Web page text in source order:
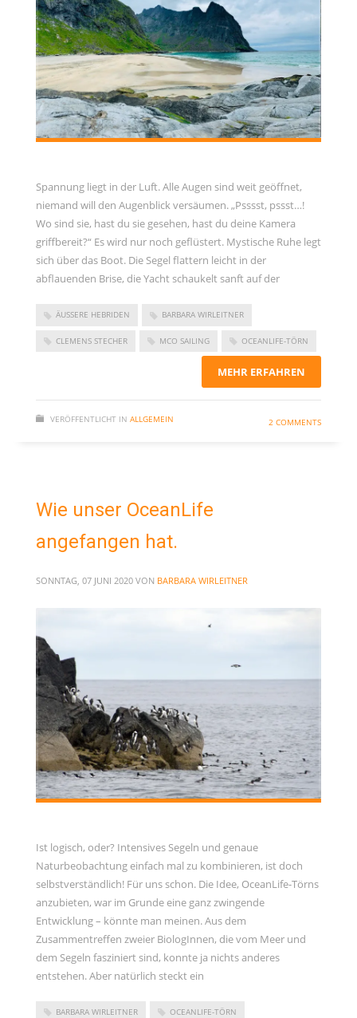
Spannung liegt in der Luft. Alle Augen sind weit geöffnet,
niemand will den Augenblick versäumen. „Psssst, pssst…!
Wo sind sie, hast du sie gesehen, hast du deine Kamera
griffbereit?“ Es wird nur noch geflüstert. Mystische Ruhe legt
sich über das Boot. Die Segel flattern leicht in der
abflauenden Brise, die Yacht schaukelt sanft auf der
ÄUSSERE HEBRIDEN BARBARA WIRLEITNER
CLEMENS STECHER MCO SAILING OCEANLIFE-TÖRN
MEHR ERFAHREN
VERÖFFENTLICHT IN ALLGEMEIN 2 COMMENTS
Wie unser OceanLife
angefangen hat.
SONNTAG, 07 JUNI 2020 VON BARBARA WIRLEITNER
Ist logisch, oder? Intensives Segeln und genaue
Naturbeobachtung einfach mal zu kombinieren, ist doch
selbstverständlich! Für uns schon. Die Idee, OceanLife-Törns
anzubieten, war im Grunde eine ganz zwingende
Entwicklung – könnte man meinen. Aus dem
Zusammentreffen zweier BiologInnen, die vom Meer und
dem Segeln fasziniert sind, konnte ja nichts anderes
entstehen. Aber natürlich steckt ein
BARBARA WIRLEITNER OCEANLIFE-TÖRN